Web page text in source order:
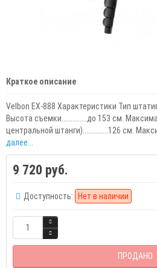
Краткое описание
Velbon EX-888 Характеристики Тип
Высота съемки..............до 153 см.
центральной штанги)..............126 см.
далее...
9 720 руб.
Доступность: Нет в наличии
ПРОДАНО